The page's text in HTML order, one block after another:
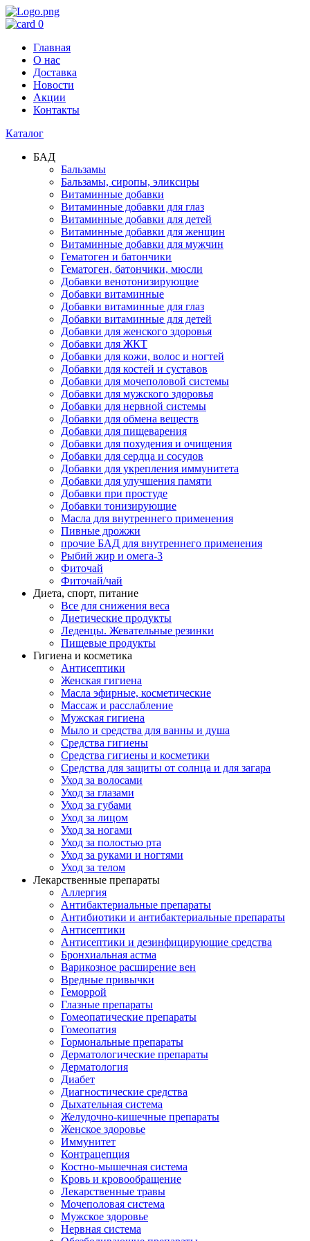
0
Главная
О нас
Доставка
Новости
Акции
Контакты
Каталог
БАД
Бальзамы
Бальзамы, сиропы, эликсиры
Витаминные добавки
Витаминные добавки для глаз
Витаминные добавки для детей
Витаминные добавки для женщин
Витаминные добавки для мужчин
Гематоген и батончики
Гематоген, батончики, мюсли
Добавки венотонизирующие
Добавки витаминные
Добавки витаминные для глаз
Добавки витаминные для детей
Добавки для женского здоровья
Добавки для ЖКТ
Добавки для кожи, волос и ногтей
Добавки для костей и суставов
Добавки для мочеполовой системы
Добавки для мужского здоровья
Добавки для нервной системы
Добавки для обмена веществ
Добавки для пищеварения
Добавки для похудения и очищения
Добавки для сердца и сосудов
Добавки для укрепления иммунитета
Добавки для улучшения памяти
Добавки при простуде
Добавки тонизирующие
Масла для внутреннего применения
Пивные дрожжи
прочие БАД для внутреннего применения
Рыбий жир и омега-3
Фиточай
Фиточай/чай
Диета, спорт, питание
Все для снижения веса
Диетические продукты
Леденцы. Жевательные резинки
Пищевые продукты
Гигиена и косметика
Антисептики
Женская гигиена
Масла эфирные, косметические
Массаж и расслабление
Мужская гигиена
Мыло и средства для ванны и душа
Средства гигиены
Средства гигиены и косметики
Средства для защиты от солнца и для загара
Уход за волосами
Уход за глазами
Уход за губами
Уход за лицом
Уход за ногами
Уход за полостью рта
Уход за руками и ногтями
Уход за телом
Лекарственные препараты
Аллергия
Антибактериальные препараты
Антибиотики и антибактериальные препараты
Антисептики
Антисептики и дезинфицирующие средства
Бронхиальная астма
Варикозное расширение вен
Вредные привычки
Геморрой
Глазные препараты
Гомеопатические препараты
Гомеопатия
Гормональные препараты
Дерматологические препараты
Дерматология
Диабет
Диагностические средства
Дыхательная система
Желудочно-кишечные препараты
Женское здоровье
Иммунитет
Контрацепция
Костно-мышечная система
Кровь и кровообращение
Лекарственные травы
Мочеполовая система
Мужское здоровье
Нервная система